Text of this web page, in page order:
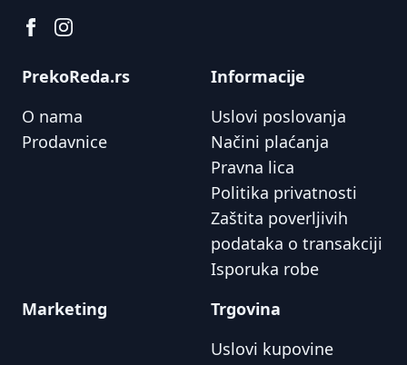
PrekoReda.rs
O nama
Prodavnice
Informacije
Uslovi poslovanja
Načini plaćanja
Pravna lica
Politika privatnosti
Zaštita poverljivih
podataka o transakciji
Isporuka robe
Marketing
Trgovina
Uslovi kupovine